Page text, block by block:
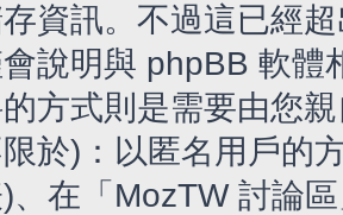
資訊。不過這已經
說明與 phpBB 軟體
方式則是需要由您
於)：以匿名用戶的
、在「MozTW 討論